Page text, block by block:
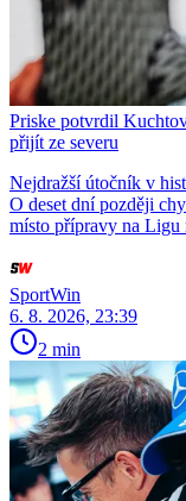
Priske potvrdil
přijít ze severu
Nejdražší útočník v
O deset dní později
místo přípravy na Ligu
SportWin
6. 8. 2026, 23:39
2 min